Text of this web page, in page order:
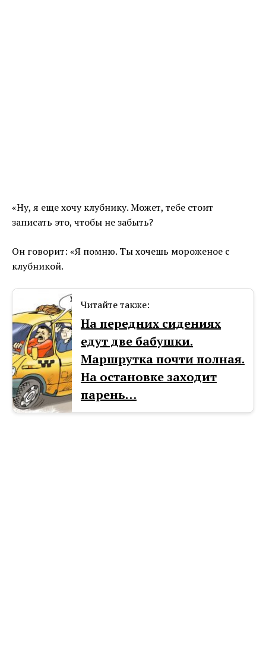
«Ну, я еще хочу клубнику. Может, тебе стоит
записать это, чтобы не забыть?
Он говорит: «Я помню. Ты хочешь мороженое с
клубникой.
Читайте также:
На передних сидениях
едут две бабушки.
Маршрутка почти полная.
На остановке заходит
парень…